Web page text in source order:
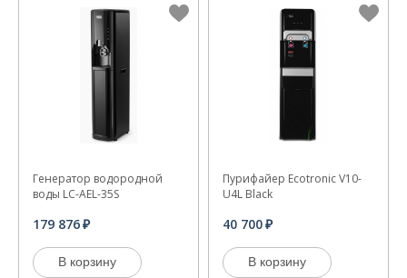
Генератор водородной
воды LC-AEL-35S
179 876
В корзину
Пурифайер Ecotronic V10-
U4L Black
40 700
В корзину